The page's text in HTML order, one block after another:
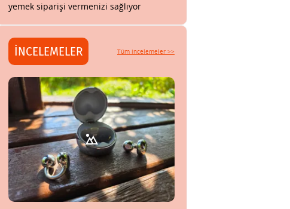
yemek siparişi vermenizi sağlıyor
İNCELEMELER Tüm incelemeler >>